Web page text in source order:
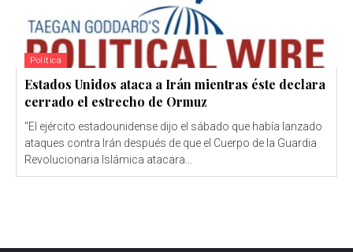
Política
Estados Unidos ataca a Irán mientras éste declara
cerrado el estrecho de Ormuz
"El ejército estadounidense dijo el sábado que había lanzado
ataques contra Irán después de que el Cuerpo de la Guardia
Revolucionaria Islámica atacara...